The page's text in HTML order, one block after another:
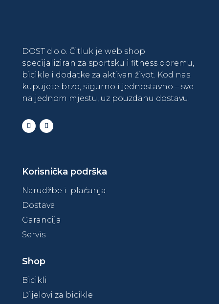
DOST d.o.o. Čitluk je web shop
specijaliziran za sportsku i fitness opremu,
bicikle i dodatke za aktivan život. Kod nas
kupujete brzo, sigurno i jednostavno – sve
na jednom mjestu, uz pouzdanu dostavu.
Korisnička podrška
Narudžbe i plaćanja
Dostava
Garancija
Servis
Shop
Bicikli
Dijelovi za bicikle